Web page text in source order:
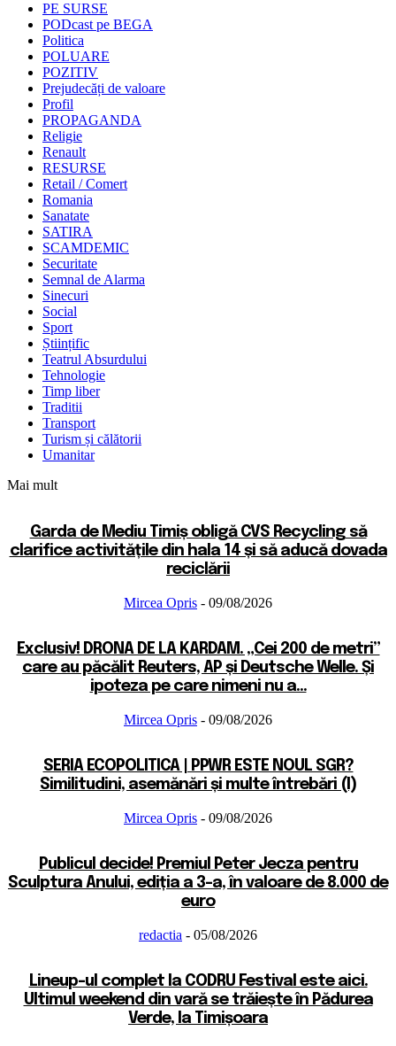
PE SURSE
PODcast pe BEGA
Politica
POLUARE
POZITIV
Prejudecăți de valoare
Profil
PROPAGANDA
Religie
Renault
RESURSE
Retail / Comert
Romania
Sanatate
SATIRA
SCAMDEMIC
Securitate
Semnal de Alarma
Sinecuri
Social
Sport
Științific
Teatrul Absurdului
Tehnologie
Timp liber
Traditii
Transport
Turism și călătorii
Umanitar
Mai mult
Garda de Mediu Timiș obligă CVS Recycling să
clarifice activitățile din hala 14 și să aducă dovada
reciclării
Mircea Opris - 09/08/2026
Exclusiv! DRONA DE LA KARDAM. „Cei 200 de metri”
care au păcălit Reuters, AP și Deutsche Welle. Și
ipoteza pe care nimeni nu a...
Mircea Opris - 09/08/2026
SERIA ECOPOLITICA | PPWR ESTE NOUL SGR?
Similitudini, asemănări și multe întrebări (I)
Mircea Opris - 09/08/2026
Publicul decide! Premiul Peter Jecza pentru
Sculptura Anului, ediția a 3-a, în valoare de 8.000 de
euro
redactia - 05/08/2026
Lineup-ul complet la CODRU Festival este aici.
Ultimul weekend din vară se trăiește în Pădurea
Verde, la Timișoara